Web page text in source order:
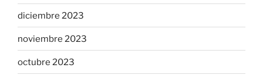
diciembre 2023
noviembre 2023
octubre 2023